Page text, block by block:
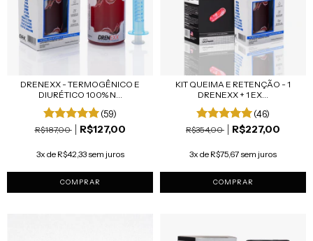
DRENEXX - TERMOGÊNICO E
DIURÉTICO 100% N...
(59)
R$187,00 R$127,00
3x de R$42,33 sem juros
KIT QUEIMA E RETENÇÃO - 1
DRENEXX + 1 EX...
(46)
R$354,00 R$227,00
3x de R$75,67 sem juros